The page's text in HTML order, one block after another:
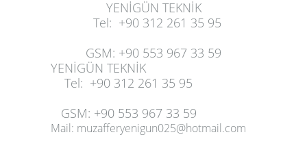
YENİGÜN TEKNİK
Tel: +90 312 261 35 95
GSM: +90 553 967 33 59
YENİGÜN TEKNİK
Tel: +90 312 261 35 95
GSM: +90 553 967 33 59
Mail: muzafferyenigun025@hotmail.com